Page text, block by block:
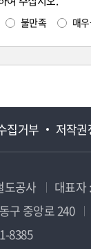
불만족 매
집거부 저작권
도공사 대표자
구 중앙로 240
8385